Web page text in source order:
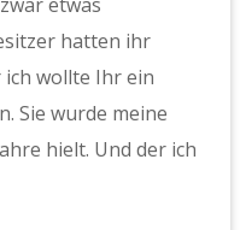
hatten ihr
wollte Ihr ein
Sie wurde meine
hielt. Und der ich